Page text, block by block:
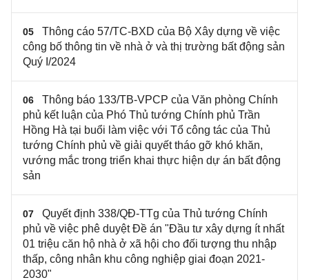
05
Thông cáo 57/TC-BXD của Bộ Xây dựng về việc
công bố thông tin về nhà ở và thị trường bất động sản
Quý I/2024
06
Thông báo 133/TB-VPCP của Văn phòng Chính
phủ kết luận của Phó Thủ tướng Chính phủ Trần
Hồng Hà tại buổi làm việc với Tổ công tác của Thủ
tướng Chính phủ về giải quyết tháo gỡ khó khăn,
vướng mắc trong triển khai thực hiện dự án bất động
sản
07
Quyết định 338/QĐ-TTg của Thủ tướng Chính
phủ về việc phê duyệt Đề án "Đầu tư xây dựng ít nhất
01 triệu căn hộ nhà ở xã hội cho đối tượng thu nhập
thấp, công nhân khu công nghiệp giai đoạn 2021-
2030"